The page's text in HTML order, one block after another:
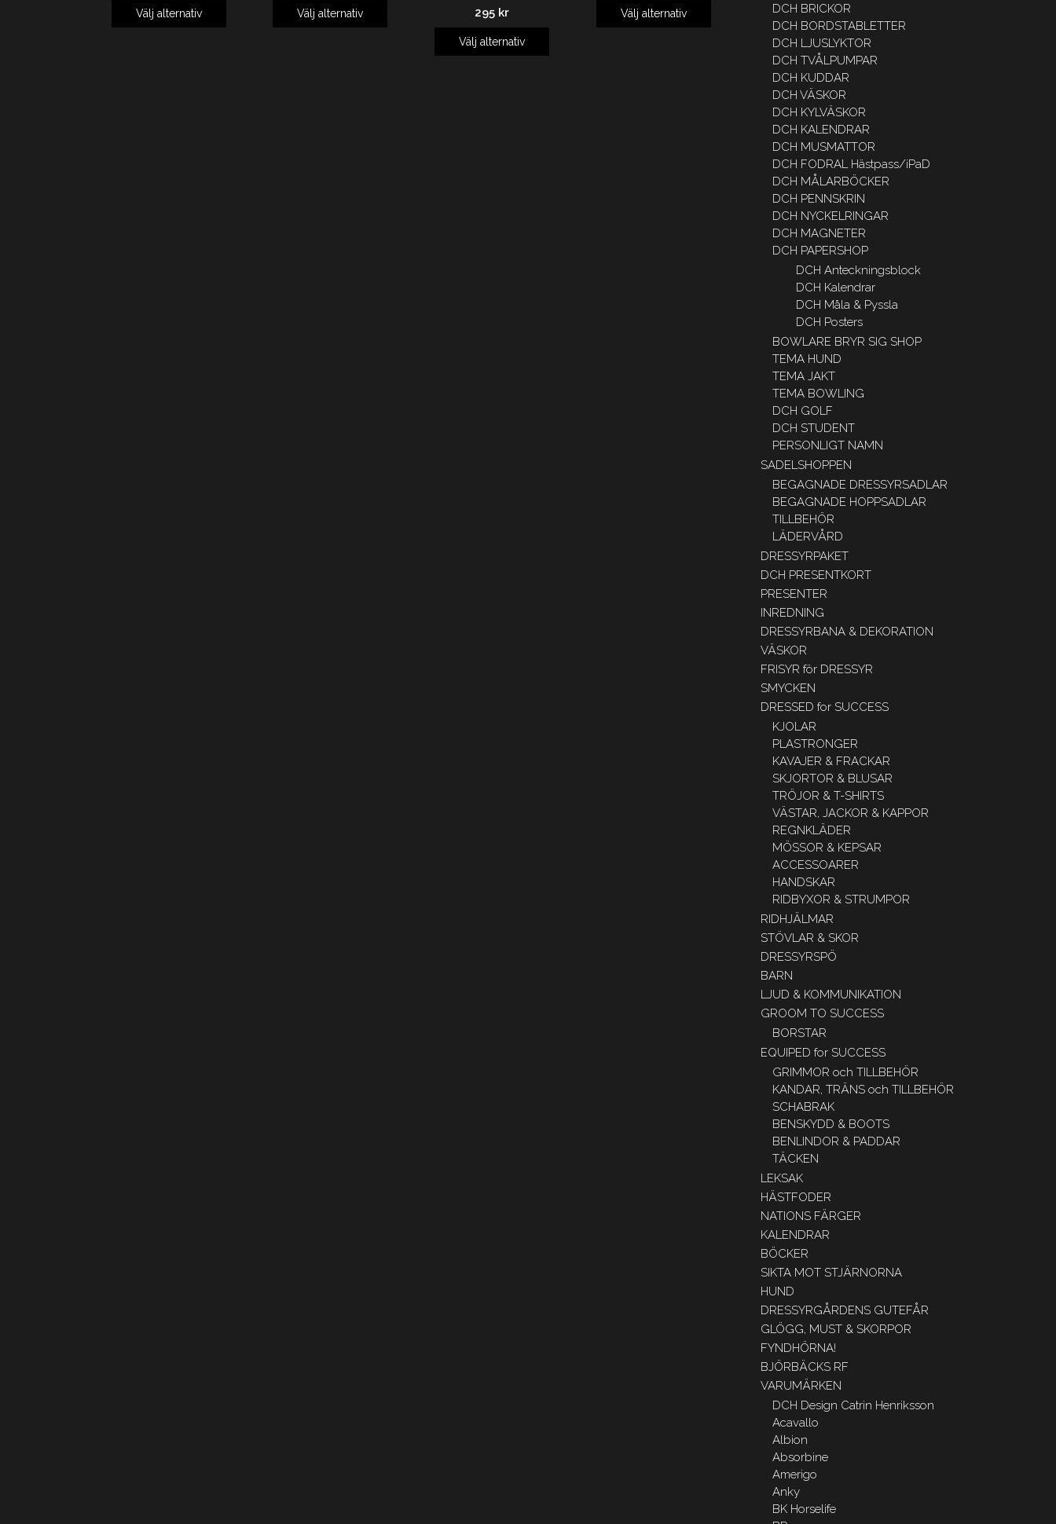
Välj alternativ Välj alternativ 295 kr
Välj alternativ
Välj alternativ
DCH BRICKOR
DCH BORDSTABLETTER
DCH LJUSLYKTOR
DCH TVÅLPUMPAR
DCH KUDDAR
DCH VÄSKOR
DCH KYLVÄSKOR
DCH KALENDRAR
DCH MUSMATTOR
DCH FODRAL Hästpass/iPaD
DCH MÅLARBÖCKER
DCH PENNSKRIN
DCH NYCKELRINGAR
DCH MAGNETER
DCH PAPERSHOP
DCH Anteckningsblock
DCH Kalendrar
DCH Måla & Pyssla
DCH Posters
BOWLARE BRYR SIG SHOP
TEMA HUND
TEMA JAKT
TEMA BOWLING
DCH GOLF
DCH STUDENT
PERSONLIGT NAMN
SADELSHOPPEN
BEGAGNADE DRESSYRSADLAR
BEGAGNADE HOPPSADLAR
TILLBEHÖR
LÄDERVÅRD
DRESSYRPAKET
DCH PRESENTKORT
PRESENTER
INREDNING
DRESSYRBANA & DEKORATION
VÄSKOR
FRISYR för DRESSYR
SMYCKEN
DRESSED for SUCCESS
KJOLAR
PLASTRONGER
KAVAJER & FRACKAR
SKJORTOR & BLUSAR
TRÖJOR & T-SHIRTS
VÄSTAR, JACKOR & KAPPOR
REGNKLÄDER
MÖSSOR & KEPSAR
ACCESSOARER
HANDSKAR
RIDBYXOR & STRUMPOR
RIDHJÄLMAR
STÖVLAR & SKOR
DRESSYRSPÖ
BARN
LJUD & KOMMUNIKATION
GROOM TO SUCCESS
BORSTAR
EQUIPED for SUCCESS
GRIMMOR och TILLBEHÖR
KANDAR, TRÄNS och TILLBEHÖR
SCHABRAK
BENSKYDD & BOOTS
BENLINDOR & PADDAR
TÄCKEN
LEKSAK
HÄSTFODER
NATIONS FÄRGER
KALENDRAR
BÖCKER
SIKTA MOT STJÄRNORNA
HUND
DRESSYRGÅRDENS GUTEFÅR
GLÖGG, MUST & SKORPOR
FYNDHÖRNA!
BJÖRBÄCKS RF
VARUMÄRKEN
DCH Design Catrin Henriksson
Acavallo
Albion
Absorbine
Amerigo
Anky
BK Horselife